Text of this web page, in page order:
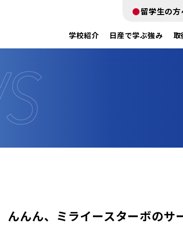
学校紹介 日産で学ぶ強み 取
留学生の方
んんん、ミライースターボのサ